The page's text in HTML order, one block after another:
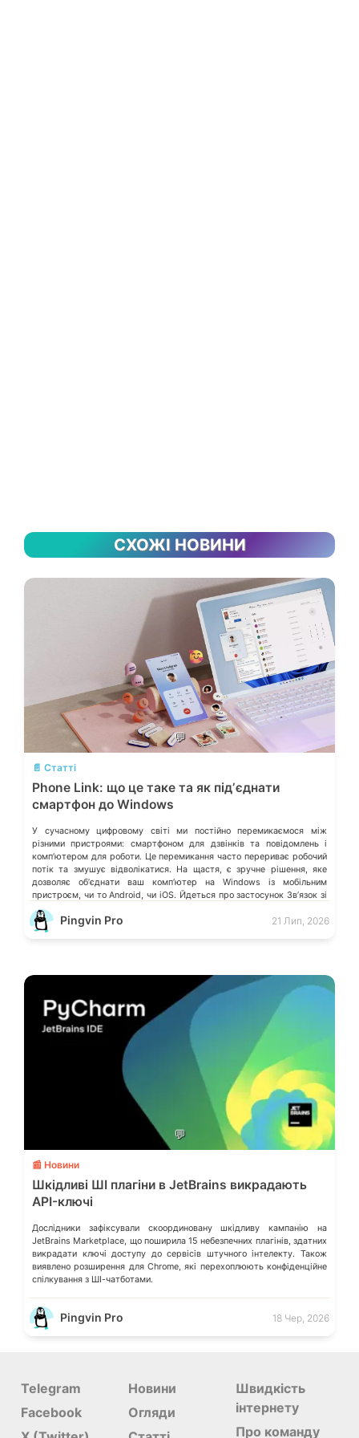
СХОЖІ НОВИНИ
💬
📄 Статті
Phone Link: що це таке та як підʼєднати
смартфон до Windows
У сучасному цифровому світі ми постійно перемикаємося між
різними пристроями: смартфоном для дзвінків та повідомлень і
компʼютером для роботи. Це перемикання часто перериває робочий
потік та змушує відволікатися. На щастя, є зручне рішення, яке
дозволяє обʼєднати ваш компʼютер на Windows із мобільним
пристроєм, чи то Android, чи iOS. Йдеться про застосунок Звʼязок зі
смартфоном (Phone Link) від Microsoft, що перетворює ваш ПК на
своєрідний «міст» до функцій смартфона.
Pingvin Pro 21 Лип, 2026
💬
📰 Новини
Шкідливі ШІ плагіни в JetBrains викрадають
API-ключі
Дослідники зафіксували скоординовану шкідливу кампанію на
JetBrains Marketplace, що поширила 15 небезпечних плагінів, здатних
викрадати ключі доступу до сервісів штучного інтелекту. Також
виявлено розширення для Chrome, які перехоплюють конфіденційне
спілкування з ШІ-чатботами.
Pingvin Pro 18 Чер, 2026
Telegram
Facebook
Новини
Огляди
Швидкість
інтернету
Про команду